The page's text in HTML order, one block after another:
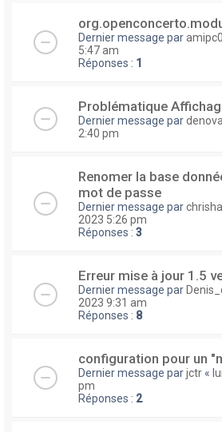
Dernier message par
5:47 am
Réponses : 1
Problématique
Dernier message par
2:40 pm
Renomer la base
mot de passe
Dernier message par
2023 5:26 pm
Réponses : 3
Erreur mise à jour 1.5
Dernier message par
2023 9:31 am
Réponses : 8
configuration pour un
Dernier message parjctr «
pm
Réponses : 2